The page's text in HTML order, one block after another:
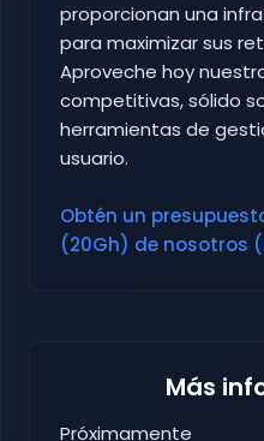
proporcionan una
para maximizar sus
Aproveche hoy
competitivas, sólido
herramientas de
usuario.
Obtén un
(20Gh) de nosotros
Más
Próximamente